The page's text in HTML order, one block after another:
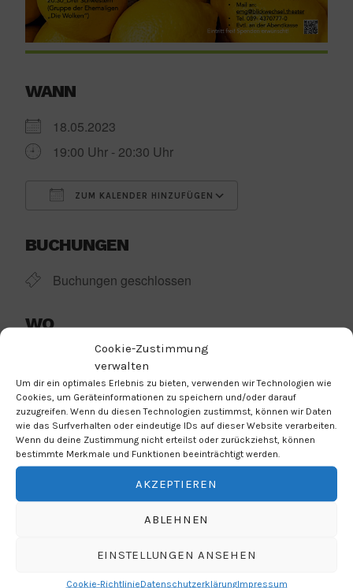
Cookie-Zustimmung
verwalten
Um dir ein optimales Erlebnis zu bieten, verwenden wir Technologien wie
Cookies, um Geräteinformationen zu speichern und/oder darauf
zuzugreifen. Wenn du diesen Technologien zustimmst, können wir Daten
wie das Surfverhalten oder eindeutige IDs auf dieser Website verarbeiten.
Wenn du deine Zustimmung nicht erteilst oder zurückziehst, können
bestimmte Merkmale und Funktionen beeinträchtigt werden.
AKZEPTIEREN
ABLEHNEN
EINSTELLUNGEN ANSEHEN
Cookie-RichtlinieDatenschutzerklärungImpressum
WANN
18.05.2023
19:00 Uhr - 20:30 Uhr
ZUM KALENDER HINZUFÜGEN
BUCHUNGEN
Buchungen geschlossen
WO
EMG Haar - Aula
Jagdfeldring 82, Haar, 85540, S-Bahnstation
Haar
akzeptieren und diesen Inhalt zu